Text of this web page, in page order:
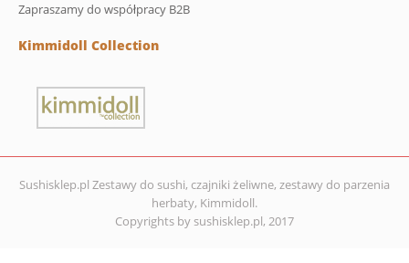
Zapraszamy do współpracy B2B
Kimmidoll Collection
Sushisklep.pl Zestawy do sushi, czajniki żeliwne, zestawy do parzenia
herbaty, Kimmidoll.
Copyrights by sushisklep.pl, 2017